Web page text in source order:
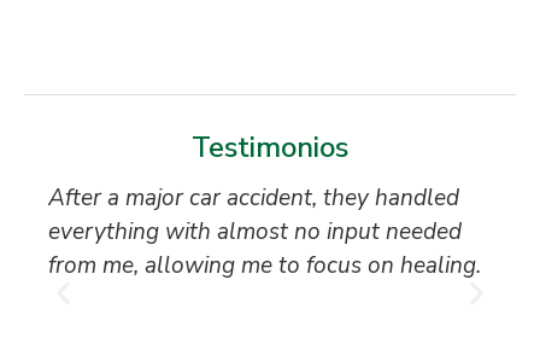
Testimonios
After a major car accident, they handled
everything with almost no input needed
from me, allowing me to focus on healing.